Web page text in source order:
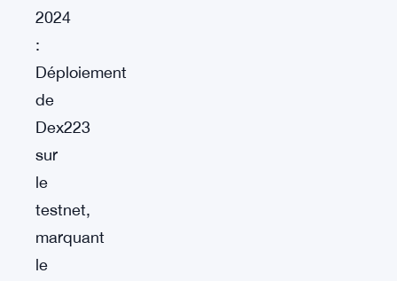
2024
:
Déploiement
de
Dex223
sur
le
testnet,
marquant
le